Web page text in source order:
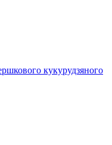
кукурудзяного